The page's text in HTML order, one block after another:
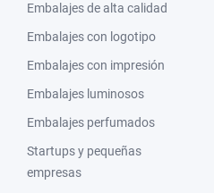
Embalajes de alta calidad
Embalajes con logotipo
Embalajes con impresión
Embalajes luminosos
Embalajes perfumados
Startups y pequeñas
empresas